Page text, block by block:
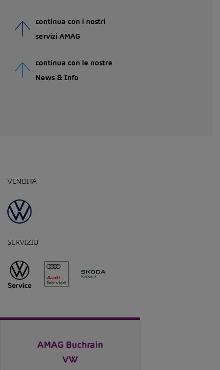
continua con i nostri
servizi AMAG
continua con le nostre
News & Info
VENDITA
SERVIZIO
AMAG Buchrain
VW